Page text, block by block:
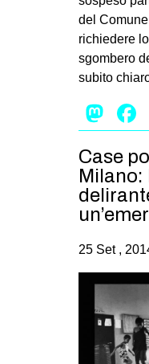
del
richiedere
sgombero
subito
Case
Milano:
25 Set ,